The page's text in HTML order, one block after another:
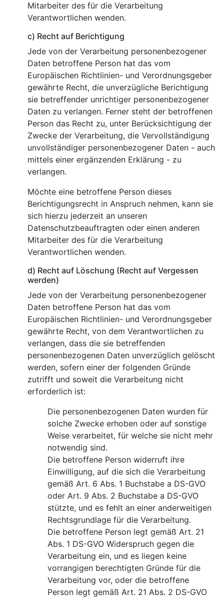
Mitarbeiter des für die Verarbeitung
Verantwortlichen wenden.
c) Recht auf Berichtigung
Jede von der Verarbeitung personenbezogener
Daten betroffene Person hat das vom
Europäischen Richtlinien- und Verordnungsgeber
gewährte Recht, die unverzügliche Berichtigung
sie betreffender unrichtiger personenbezogener
Daten zu verlangen. Ferner steht der betroffenen
Person das Recht zu, unter Berücksichtigung der
Zwecke der Verarbeitung, die Vervollständigung
unvollständiger personenbezogener Daten - auch
mittels einer ergänzenden Erklärung - zu
verlangen.
Möchte eine betroffene Person dieses
Berichtigungsrecht in Anspruch nehmen, kann sie
sich hierzu jederzeit an unseren
Datenschutzbeauftragten oder einen anderen
Mitarbeiter des für die Verarbeitung
Verantwortlichen wenden.
d) Recht auf Löschung (Recht auf Vergessen
werden)
Jede von der Verarbeitung personenbezogener
Daten betroffene Person hat das vom
Europäischen Richtlinien- und Verordnungsgeber
gewährte Recht, von dem Verantwortlichen zu
verlangen, dass die sie betreffenden
personenbezogenen Daten unverzüglich gelöscht
werden, sofern einer der folgenden Gründe
zutrifft und soweit die Verarbeitung nicht
erforderlich ist:
Die personenbezogenen Daten wurden für
solche Zwecke erhoben oder auf sonstige
Weise verarbeitet, für welche sie nicht mehr
notwendig sind.
Die betroffene Person widerruft ihre
Einwilligung, auf die sich die Verarbeitung
gemäß Art. 6 Abs. 1 Buchstabe a DS-GVO
oder Art. 9 Abs. 2 Buchstabe a DS-GVO
stützte, und es fehlt an einer anderweitigen
Rechtsgrundlage für die Verarbeitung.
Die betroffene Person legt gemäß Art. 21
Abs. 1 DS-GVO Widerspruch gegen die
Verarbeitung ein, und es liegen keine
vorrangigen berechtigten Gründe für die
Verarbeitung vor, oder die betroffene
Person legt gemäß Art. 21 Abs. 2 DS-GVO